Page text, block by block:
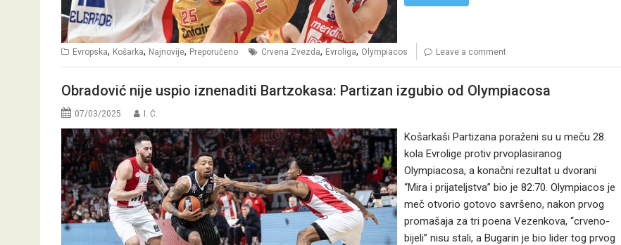
Evropska, Košarka, Najnovije, Preporučeno Crvena Zvezda, Evroliga, Olympiacos Leave a comment
Obradović nije uspio iznenaditi Bartzokasa: Partizan izgubio od Olympiacosa
07/03/2025 I. Ć.
Košarkaši Partizana poraženi su u meču 28.
kola Evrolige protiv prvoplasiranog
Olympiacosa, a konačni rezultat u dvorani
“Mira i prijateljstva” bio je 82:70. Olympiacos je
meč otvorio gotovo savršeno, nakon prvog
promašaja za tri poena Vezenkova, “crveno-
bijeli” nisu stali, a Bugarin je bio lider tog prvog